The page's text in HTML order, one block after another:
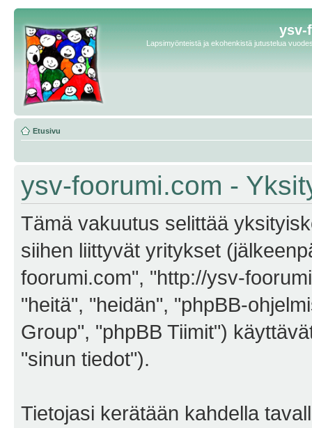
ysv-
Lapsimyönteistä ja ekohenkistä jutustelua
Etusivu
ysv-foorumi.com -
Tämä vakuutus selittää
siihen liittyvät yritykset
foorumi.com", "http://ysv-
"heitä", "heidän", "phpBB-
Group", "phpBB Tiimit")
"sinun tiedot").
Tietojasi kerätään kahdella